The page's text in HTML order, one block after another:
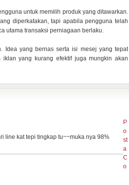
untuk memilih produk yang ditawarkan.
diperkatakan, tapi apabila pengguna telah
utama transaksi perniagaan berlaku.
Idea yang bernas serta isi mesej yang tepat
iklan yang kurang efektif juga mungkin akan
line kat tepi tingkap tu~~muka nya 98%
P
o
st
a
C
o